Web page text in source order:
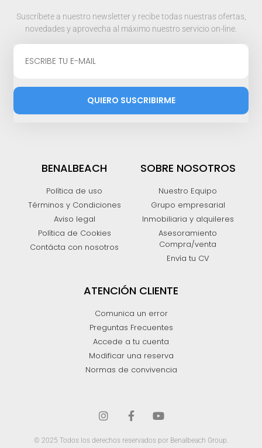
Suscríbete a nuestro newsletter y recibe todas nuestras ofertas,
novedades y aprovecha al máximo nuestro servicio on-line.
QUIERO SUSCRIBIRME
BENALBEACH
Política de uso
Términos y Condiciones
Aviso legal
Política de Cookies
Contácta con nosotros
SOBRE NOSOTROS
Nuestro Equipo
Grupo empresarial
Inmobiliaria y alquileres
Asesoramiento
Compra/venta
Envía tu CV
ATENCIÓN CLIENTE
Comunica un error
Preguntas Frecuentes
Accede a tu cuenta
Modificar una reserva
Normas de convivencia
© 2025 Todos los derechos reservados por Benalbeach Group.